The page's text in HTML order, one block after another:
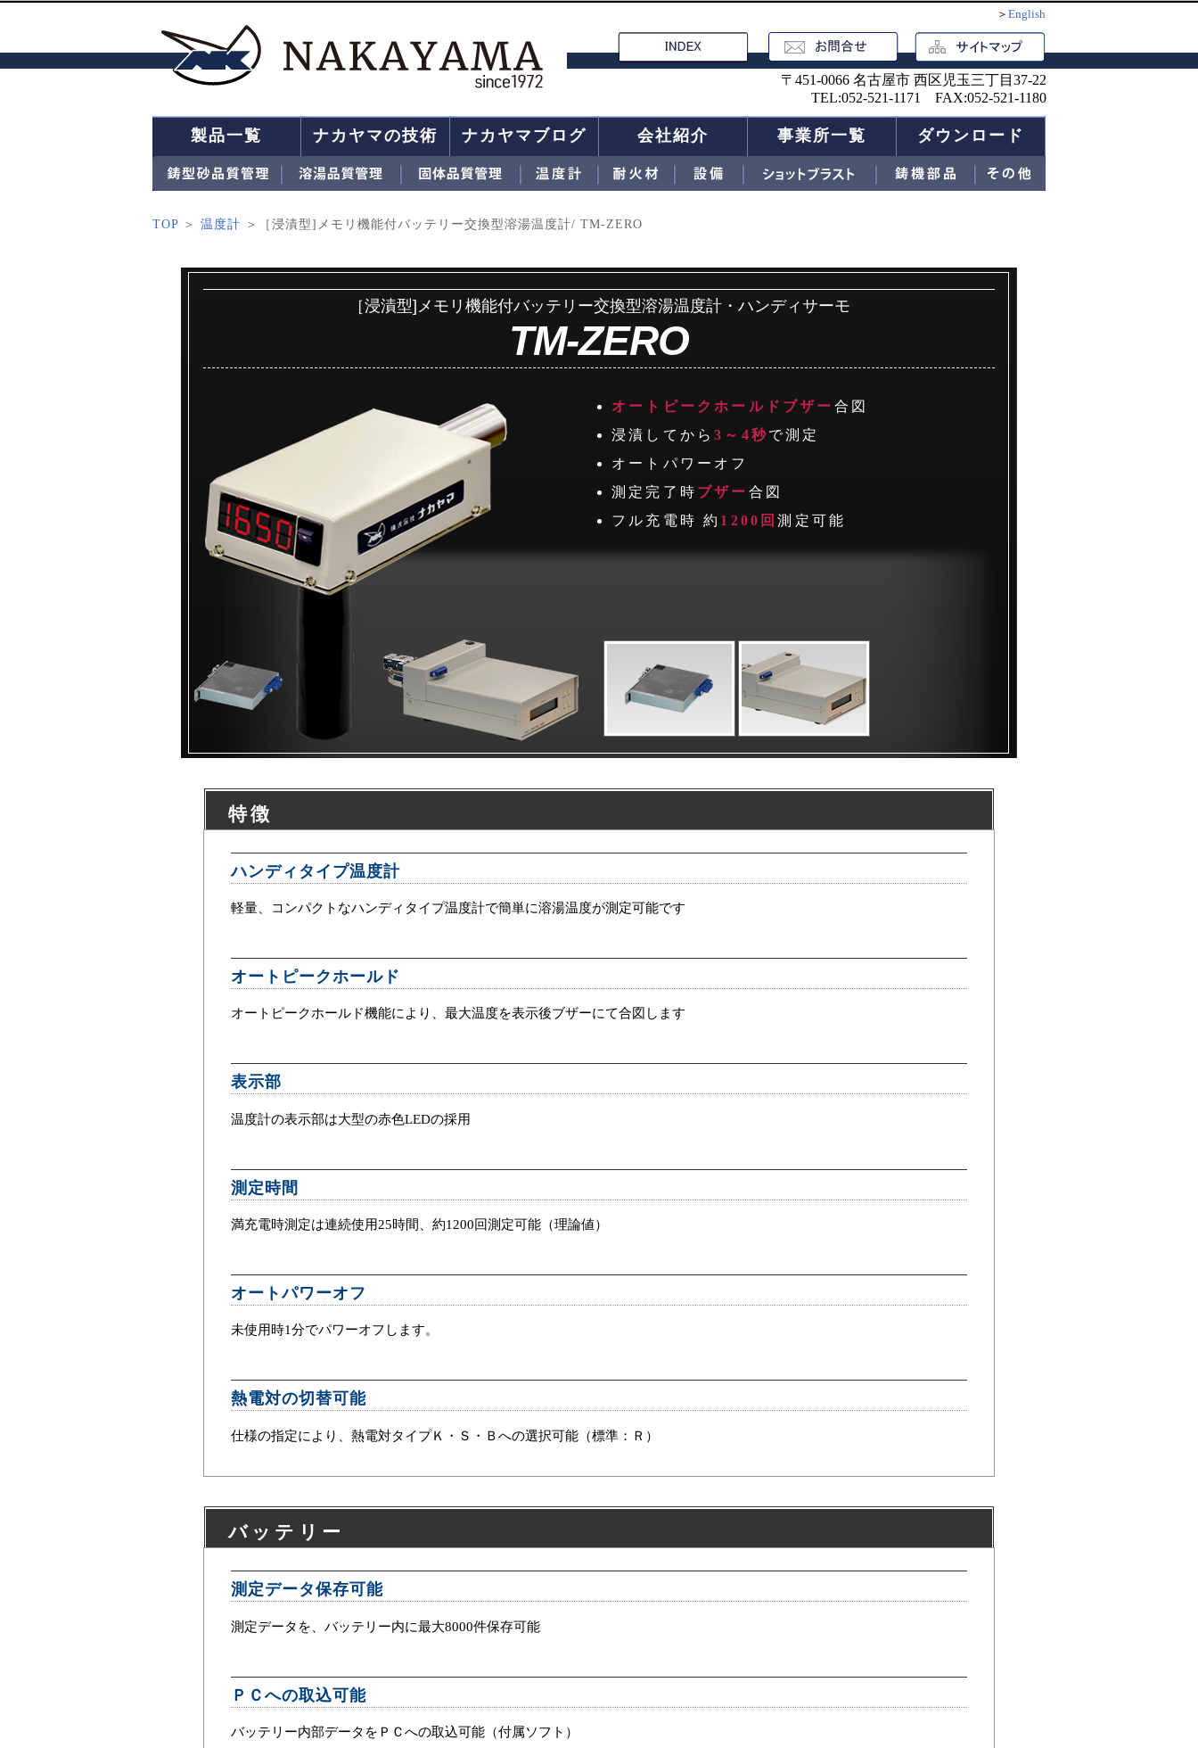
＞ English
〒451-0066 名古屋市 西区児玉三丁目37-22
TEL:052-521-1171 FAX:052-521-1180
製品一覧 ナカヤマの技術 ナカヤマブログ 会社紹介 事業所一覧 ダウンロード
TOP ＞ 温度計 ＞［浸漬型]メモリ機能付バッテリー交換型溶湯温度計/ TM-ZERO
［浸漬型]メモリ機能付バッテリー交換型溶湯温度計・ハンディサーモ
TM-ZERO
オートピークホールドブザー 合図
浸漬してから3～4秒で測定
オートパワーオフ
測定完了時 ブザー 合図
フル充電時 約 1200回測定可能
特徴
ハンディタイプ温度計
軽量、コンパクトなハンディタイプ温度計で簡単に溶湯温度が測定可能です
オートピークホールド
オートピークホールド機能により、最大温度を表示後ブザーにて合図します
表示部
温度計の表示部は大型の赤色LEDの採用
測定時間
満充電時測定は連続使用25時間、約1200回測定可能（理論値）
オートパワーオフ
未使用時1分でパワーオフします。
熱電対の切替可能
仕様の指定により、熱電対タイプＫ・Ｓ・Ｂへの選択可能（標準：Ｒ）
バッテリー
測定データ保存可能
測定データを、バッテリー内に最大8000件保存可能
ＰＣへの取込可能
バッテリー内部データをＰＣへの取込可能（付属ソフト）